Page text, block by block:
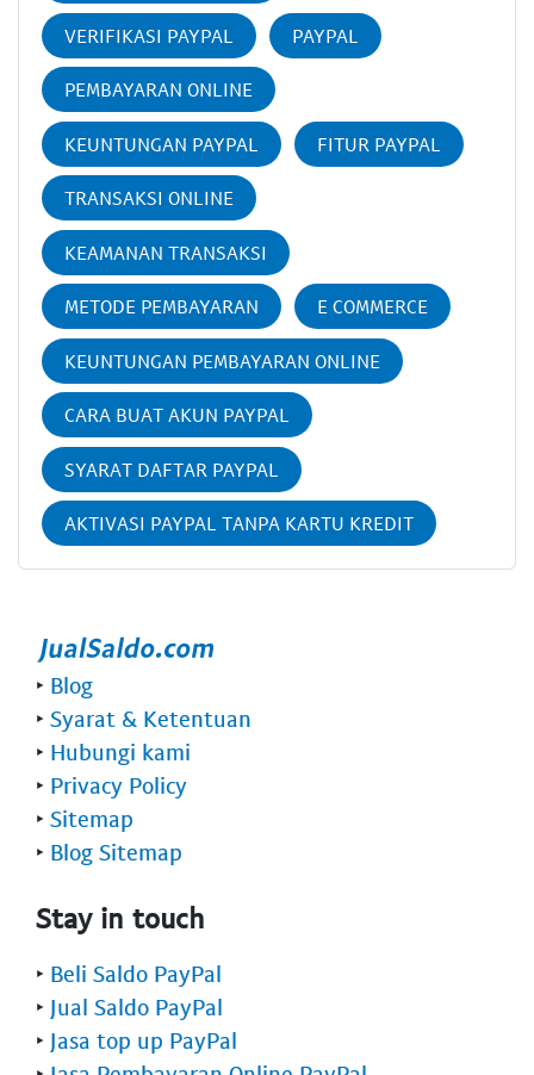
VERIFIKASI PAYPAL PAYPAL
PEMBAYARAN ONLINE
KEUNTUNGAN PAYPAL FITUR PAYPAL
TRANSAKSI ONLINE
KEAMANAN TRANSAKSI
METODE PEMBAYARAN E COMMERCE
KEUNTUNGAN PEMBAYARAN ONLINE
CARA BUAT AKUN PAYPAL
SYARAT DAFTAR PAYPAL
AKTIVASI PAYPAL TANPA KARTU KREDIT
‣ Blog
‣ Syarat & Ketentuan
‣ Hubungi kami
‣ Privacy Policy
‣ Sitemap
‣ Blog Sitemap
Stay in touch
‣ Beli Saldo PayPal
‣ Jual Saldo PayPal
‣ Jasa top up PayPal